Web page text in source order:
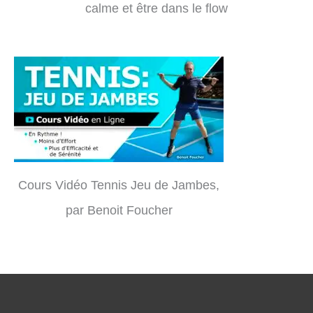
calme et être dans le flow
Cours Vidéo Tennis Jeu de Jambes,
par Benoit Foucher